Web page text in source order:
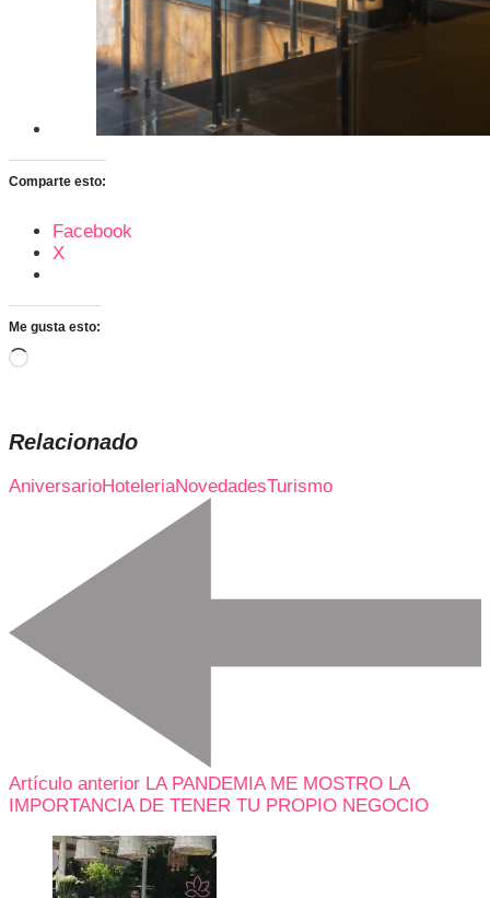
Comparte esto:
Facebook
X
Me gusta esto:
Cargando...
Relacionado
AniversarioHoteleriaNovedadesTurismo
Artículo anterior LA PANDEMIA ME MOSTRO LA
IMPORTANCIA DE TENER TU PROPIO NEGOCIO